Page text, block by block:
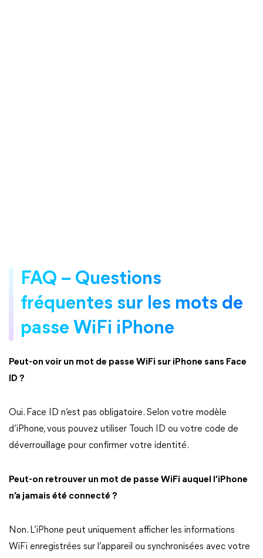
FAQ – Questions
fréquentes sur les mots de
passe WiFi iPhone
Peut-on voir un mot de passe WiFi sur iPhone sans Face
ID ?
Oui. Face ID n’est pas obligatoire. Selon votre modèle
d’iPhone, vous pouvez utiliser Touch ID ou votre code de
déverrouillage pour confirmer votre identité.
Peut-on retrouver un mot de passe WiFi auquel l’iPhone
n’a jamais été connecté ?
Non. L’iPhone peut uniquement afficher les informations
WiFi enregistrées sur l’appareil ou synchronisées avec votre